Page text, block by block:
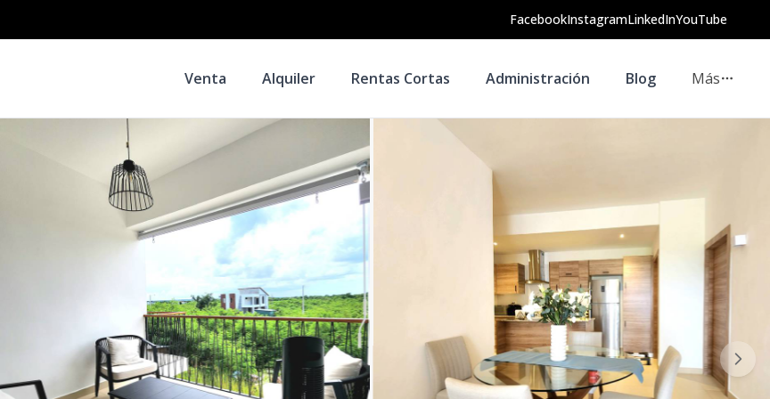
FacebookInstagramLinkedInYouTube
Venta Alquiler Rentas Cortas Administración Blog Más